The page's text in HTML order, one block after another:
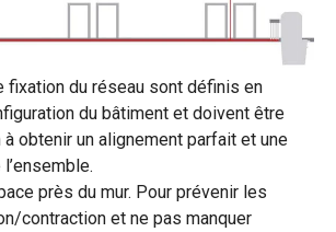
fixation du réseau sont définis en
du bâtiment et doivent être
obtenir un alignement parfait et une
près du mur. Pour prévenir les
contraction et ne pas manquer